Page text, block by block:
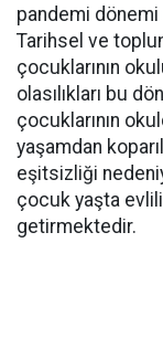
pandemi dönemi
Tarihsel ve
çocuklarının
olasılıkları bu
çocuklarının
yaşamdan
eşitsizliği
çocuk yaşta
getirmektedir.